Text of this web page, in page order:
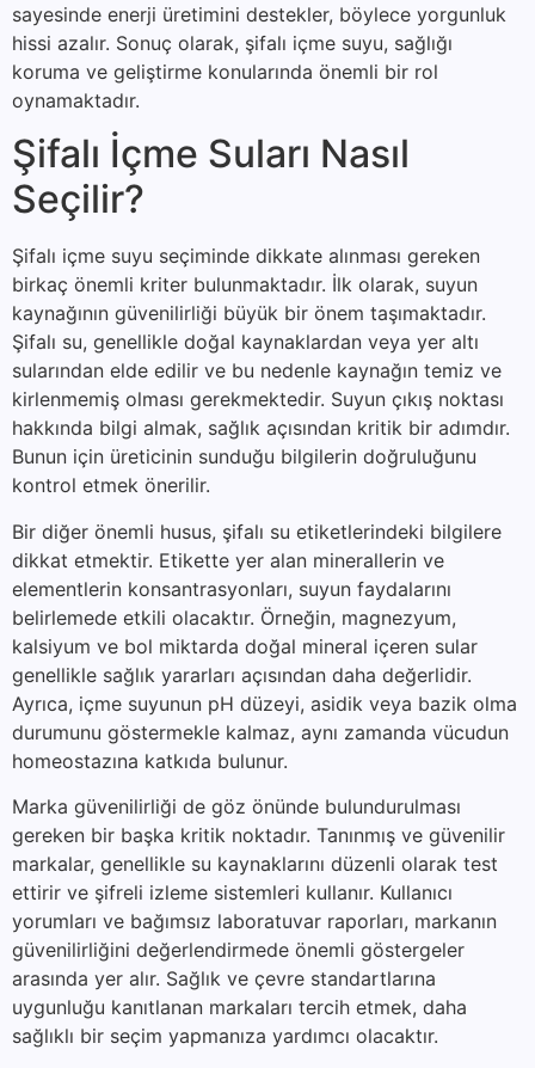
sayesinde enerji üretimini destekler, böylece yorgunluk
hissi azalır. Sonuç olarak, şifalı içme suyu, sağlığı
koruma ve geliştirme konularında önemli bir rol
oynamaktadır.
Şifalı İçme Suları Nasıl
Seçilir?
Şifalı içme suyu seçiminde dikkate alınması gereken
birkaç önemli kriter bulunmaktadır. İlk olarak, suyun
kaynağının güvenilirliği büyük bir önem taşımaktadır.
Şifalı su, genellikle doğal kaynaklardan veya yer altı
sularından elde edilir ve bu nedenle kaynağın temiz ve
kirlenmemiş olması gerekmektedir. Suyun çıkış noktası
hakkında bilgi almak, sağlık açısından kritik bir adımdır.
Bunun için üreticinin sunduğu bilgilerin doğruluğunu
kontrol etmek önerilir.
Bir diğer önemli husus, şifalı su etiketlerindeki bilgilere
dikkat etmektir. Etikette yer alan minerallerin ve
elementlerin konsantrasyonları, suyun faydalarını
belirlemede etkili olacaktır. Örneğin, magnezyum,
kalsiyum ve bol miktarda doğal mineral içeren sular
genellikle sağlık yararları açısından daha değerlidir.
Ayrıca, içme suyunun pH düzeyi, asidik veya bazik olma
durumunu göstermekle kalmaz, aynı zamanda vücudun
homeostazına katkıda bulunur.
Marka güvenilirliği de göz önünde bulundurulması
gereken bir başka kritik noktadır. Tanınmış ve güvenilir
markalar, genellikle su kaynaklarını düzenli olarak test
ettirir ve şifreli izleme sistemleri kullanır. Kullanıcı
yorumları ve bağımsız laboratuvar raporları, markanın
güvenilirliğini değerlendirmede önemli göstergeler
arasında yer alır. Sağlık ve çevre standartlarına
uygunluğu kanıtlanan markaları tercih etmek, daha
sağlıklı bir seçim yapmanıza yardımcı olacaktır.